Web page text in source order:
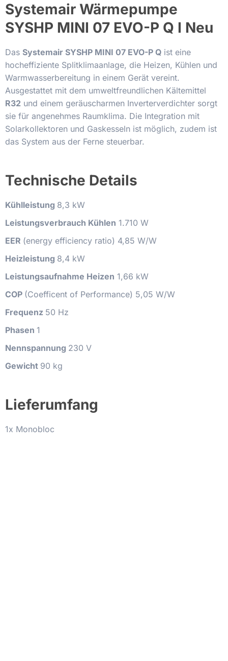
Systemair Wärmepumpe
SYSHP MINI 07 EVO-P Q I Neu
Das Systemair SYSHP MINI 07 EVO-P Q ist eine
hocheffiziente Splitklimaanlage, die Heizen, Kühlen und
Warmwasserbereitung in einem Gerät vereint.
Ausgestattet mit dem umweltfreundlichen Kältemittel
R32 und einem geräuscharmen Inverterverdichter sorgt
sie für angenehmes Raumklima. Die Integration mit
Solarkollektoren und Gaskesseln ist möglich, zudem ist
das System aus der Ferne steuerbar.
Technische Details
Kühlleistung 8,3 kW
Leistungsverbrauch Kühlen 1.710 W
EER (energy efficiency ratio) 4,85 W/W
Heizleistung 8,4 kW
Leistungsaufnahme Heizen 1,66 kW
COP (Coefficent of Performance) 5,05 W/W
Frequenz 50 Hz
Phasen 1
Nennspannung 230 V
Gewicht 90 kg
Lieferumfang
1x Monobloc